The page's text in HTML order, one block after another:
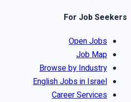
For Job Seekers
Open Jobs
Job Map
Browse by Industry
English Jobs in Israel
Career Services